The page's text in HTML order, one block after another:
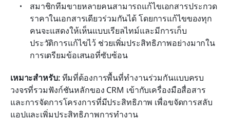
สมาชิกทีมขายหลายคนสามารถแก้ไขเอกสารประกวด
ราคาในเอกสารเดียวร่วมกันได้ โดยการแก้ไขของทุก
คนจะแสดงให้เห็นแบบเรียลไทม์และมีการเก็บ
ประวัติการแก้ไขไว้ ช่วยเพิ่มประสิทธิภาพอย่างมากใน
การเตรียมข้อเสนอที่ซับซ้อน
เหมาะสำหรับ: ทีมที่ต้องการพื้นที่ทำงานร่วมกันแบบครบ
วงจรที่รวมฟังก์ชันหลักของ CRM เข้ากับเครื่องมือสื่อสาร
และการจัดการโครงการที่มีประสิทธิภาพ เพื่อขจัดการสลับ
แอปและเพิ่มประสิทธิภาพการทำงาน